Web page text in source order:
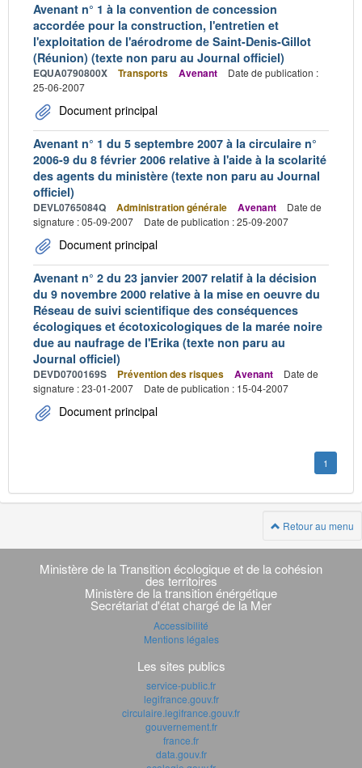
Avenant n° 1 à la convention de concession
accordée pour la construction, l'entretien et
l'exploitation de l'aérodrome de Saint-Denis-Gillot
(Réunion) (texte non paru au Journal officiel)
EQUA0790800X Transports Avenant
Date de publication :
25-06-2007
Document principal
Avenant n° 1 du 5 septembre 2007 à la circulaire n°
2006-9 du 8 février 2006 relative à l'aide à la scolarité
des agents du ministère (texte non paru au Journal
officiel)
DEVL0765084Q Administration générale Avenant
Date de
signature : 05-09-2007
Date de publication : 25-09-2007
Document principal
Avenant n° 2 du 23 janvier 2007 relatif à la décision
du 9 novembre 2000 relative à la mise en oeuvre du
Réseau de suivi scientifique des conséquences
écologiques et écotoxicologiques de la marée noire
due au naufrage de l'Erika (texte non paru au
Journal officiel)
DEVD0700169S Prévention des risques Avenant
Date de
signature : 23-01-2007
Date de publication : 15-04-2007
Document principal
1
Retour au menu
Navigation
transverse
Ministère de la Transition écologique et de la cohésion
des territoires
Ministère de la transition énérgétique
Secrétariat d'état chargé de la Mer
Accessibilité
Mentions légales
Les sites publics
service-public.fr
legifrance.gouv.fr
circulaire.legifrance.gouv.fr
gouvernement.fr
france.fr
data.gouv.fr